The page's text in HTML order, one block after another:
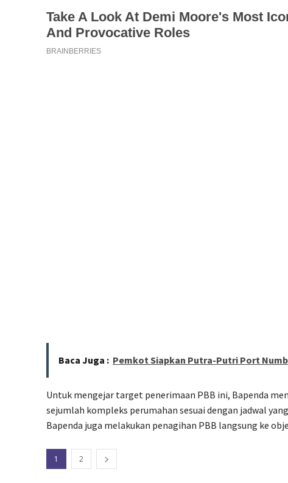
Baca Juga : Pemkot Siapkan Putra-Putri Port
Untuk mengejar target penerimaan PBB ini, Bapenda
sejumlah kompleks perumahan sesuai dengan jadwal
Bapenda juga melakukan penagihan PBB langsung ke
1 2